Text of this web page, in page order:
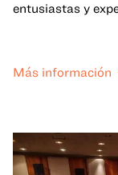
entusiastas y
Más información